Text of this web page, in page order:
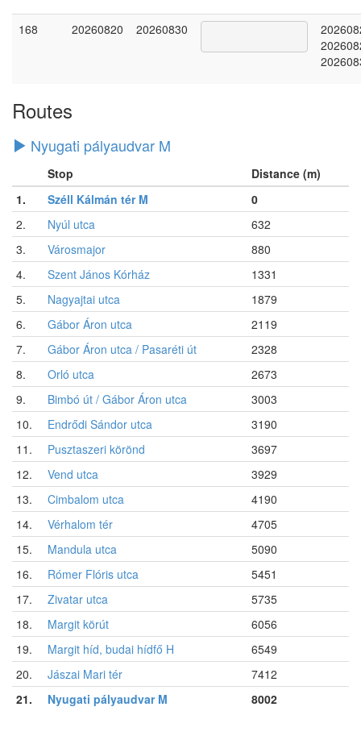
168 20260820 20260830
Routes
Nyugati pályaudvar M
Stop
Distance (m)
1.
Széll Kálmán tér M
0
2.
Nyúl utca
632
3.
Városmajor
880
4.
Szent János Kórház
1331
5.
Nagyajtai utca
1879
6.
Gábor Áron utca
2119
7.
Gábor Áron utca / Pasaréti út
2328
8.
Orló utca
2673
9.
Bimbó út / Gábor Áron utca
3003
10.
Endrődi Sándor utca
3190
11.
Pusztaszeri körönd
3697
12.
Vend utca
3929
13.
Cimbalom utca
4190
14.
Vérhalom tér
4705
15.
Mandula utca
5090
16.
Rómer Flóris utca
5451
17.
Zivatar utca
5735
18.
Margit körút
6056
19.
Margit híd, budai hídfő H
6549
20.
Jászai Mari tér
7412
21.
Nyugati pályaudvar M 8002